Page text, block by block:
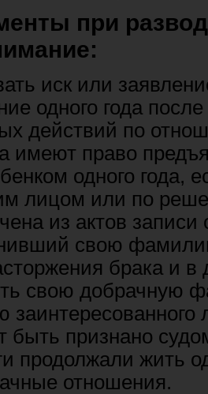
при
иск или
одного года
действий по
имеют право
одного года,
лицом или по
из актов
свою
брака и
свою добрачную
быть признано
продолжали жить
отношения.